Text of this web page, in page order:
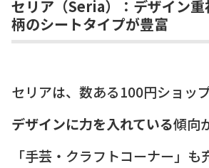
セリア（Seria）：デザイン
柄のシートタイプが豊富
セリアは、数ある100円ショッ
デザインに力を入れている傾向
「手芸・クラフトコーナー」も